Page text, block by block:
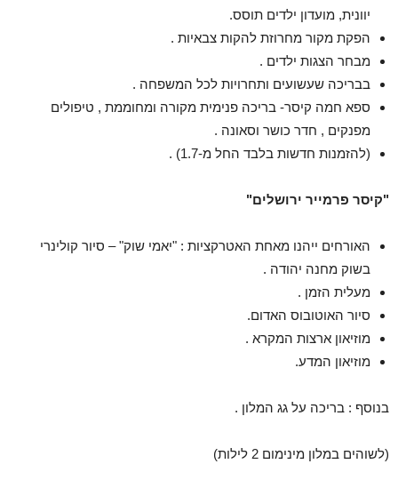
יוונית, מועדון ילדים תוסס.
הפקת מקור מחרוזת להקות צבאיות .
מבחר הצגות ילדים .
בבריכה שעשועים ותחרויות לכל המשפחה .
ספא חמה קיסר- בריכה פנימית מקורה ומחוממת , טיפולים
מפנקים , חדר כושר וסאונה .
(להזמנות חדשות בלבד החל מ-1.7) .
"קיסר פרמייר ירושלים"
האורחים ייהנו מאחת האטרקציות : "יאמי שוק" – סיור קולינרי
בשוק מחנה יהודה .
מעלית הזמן .
סיור האוטובוס האדום.
מוזיאון ארצות המקרא .
מוזיאון המדע.
בנוסף : בריכה על גג המלון .
(לשוהים במלון מינימום 2 לילות)